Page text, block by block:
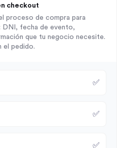
checkout
proceso de compra para
fecha de evento,
que tu negocio necesite.
el pedido.
✅
✅
✅